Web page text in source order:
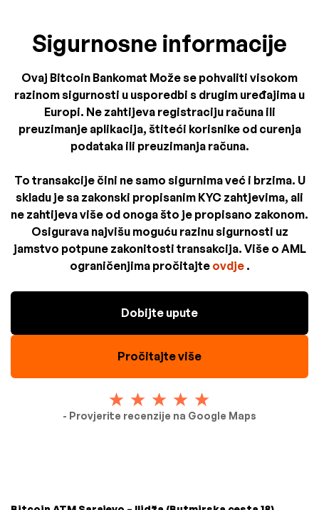
Sigurnosne informacije
Ovaj Bitcoin Bankomat Može se pohvaliti visokom
razinom sigurnosti u usporedbi s drugim uređajima u
Europi. Ne zahtijeva registraciju računa ili
preuzimanje aplikacija, štiteći korisnike od curenja
podataka ili preuzimanja računa.
To transakcije čini ne samo sigurnima već i brzima. U
skladu je sa zakonski propisanim KYC zahtjevima, ali
ne zahtijeva više od onoga što je propisano zakonom.
Osigurava najvišu moguću razinu sigurnosti uz
jamstvo potpune zakonitosti transakcija. Više o AML
ograničenjima pročitajte ovdje.
Dobijte upute
Pročitajte više
- Provjerite recenzije na Google Maps